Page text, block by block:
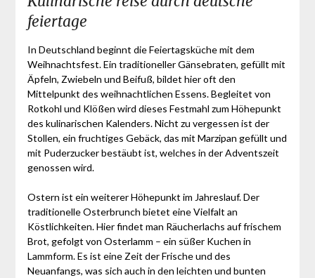
feiertage
In Deutschland beginnt die Feiertagsküche mit dem
Weihnachtsfest. Ein traditioneller Gänsebraten, gefüllt mit
Äpfeln, Zwiebeln und Beifuß, bildet hier oft den
Mittelpunkt des weihnachtlichen Essens. Begleitet von
Rotkohl und Klößen wird dieses Festmahl zum Höhepunkt
des kulinarischen Kalenders. Nicht zu vergessen ist der
Stollen, ein fruchtiges Gebäck, das mit Marzipan gefüllt und
mit Puderzucker bestäubt ist, welches in der Adventszeit
genossen wird.
Ostern ist ein weiterer Höhepunkt im Jahreslauf. Der
traditionelle Osterbrunch bietet eine Vielfalt an
Köstlichkeiten. Hier findet man Räucherlachs auf frischem
Brot, gefolgt von Osterlamm – ein süßer Kuchen in
Lammform. Es ist eine Zeit der Frische und des
Neuanfangs, was sich auch in den leichten und bunten